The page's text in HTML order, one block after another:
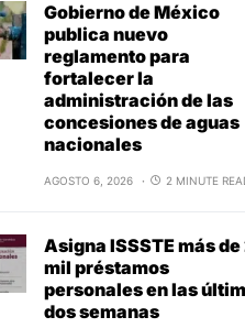
Gobierno de México
publica nuevo
reglamento para
fortalecer la
administración de las
concesiones de aguas
nacionales
AGOSTO 6, 2026 2 MINUTE
Asigna ISSSTE más de
mil préstamos
personales en las
dos semanas